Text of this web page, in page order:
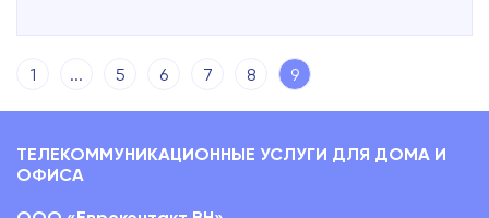
1 ... 5 6 7 8 9
ТЕЛЕКОММУНИКАЦИОННЫЕ УСЛУГИ ДЛЯ ДОМА И
ОФИСА